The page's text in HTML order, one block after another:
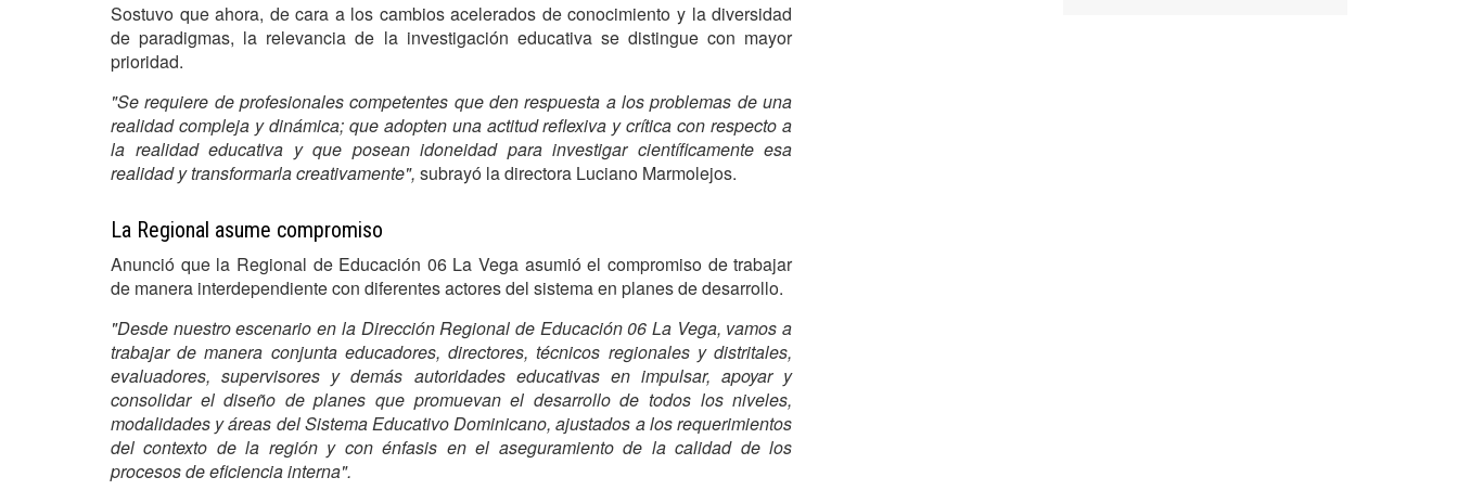
Sostuvo que ahora, de cara a los cambios acelerados de conocimiento y la diversidad
de paradigmas, la relevancia de la investigación educativa se distingue con mayor
prioridad.
"Se requiere de profesionales competentes que den respuesta a los problemas de una
realidad compleja y dinámica; que adopten una actitud reflexiva y crítica con respecto a
la realidad educativa y que posean idoneidad para investigar científicamente esa
realidad y transformarla creativamente", subrayó la directora Luciano Marmolejos.
La Regional asume compromiso
Anunció que la Regional de Educación 06 La Vega asumió el compromiso de trabajar
de manera interdependiente con diferentes actores del sistema en planes de desarrollo.
"Desde nuestro escenario en la Dirección Regional de Educación 06 La Vega, vamos a
trabajar de manera conjunta educadores, directores, técnicos regionales y distritales,
evaluadores, supervisores y demás autoridades educativas en impulsar, apoyar y
consolidar el diseño de planes que promuevan el desarrollo de todos los niveles,
modalidades y áreas del Sistema Educativo Dominicano, ajustados a los requerimientos
del contexto de la región y con énfasis en el aseguramiento de la calidad de los
procesos de eficiencia interna".